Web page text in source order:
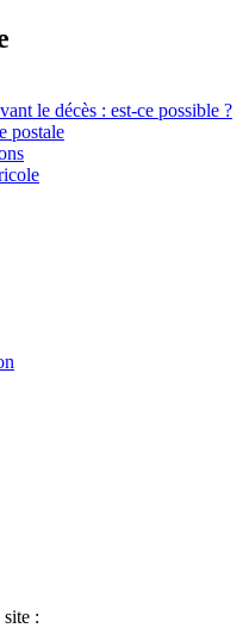
le décès : est-ce possible ?
postale
: